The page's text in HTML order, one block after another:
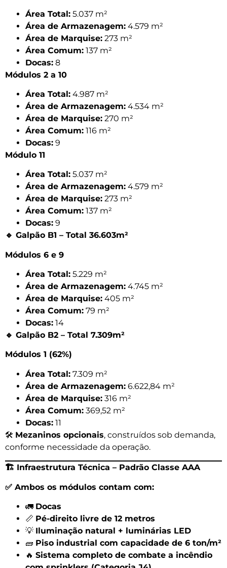
Área Total: 5.037 m²
Área de Armazenagem: 4.579 m²
Área de Marquise: 273 m²
Área Comum: 137 m²
Docas: 8
Módulos 2 a 10
Área Total: 4.987 m²
Área de Armazenagem: 4.534 m²
Área de Marquise: 270 m²
Área Comum: 116 m²
Docas: 9
Módulo 11
Área Total: 5.037 m²
Área de Armazenagem: 4.579 m²
Área de Marquise: 273 m²
Área Comum: 137 m²
Docas: 9
🔹 Galpão B1 – Total 36.603m²
Módulos 6 e 9
Área Total: 5.229 m²
Área de Armazenagem: 4.745 m²
Área de Marquise: 405 m²
Área Comum: 79 m²
Docas: 14
🔹 Galpão B2 – Total 7.309m²
Módulos 1 (62%)
Área Total: 7.309 m²
Área de Armazenagem: 6.622,84 m²
Área de Marquise: 316 m²
Área Comum: 369,52 m²
Docas: 11
🛠️ Mezaninos opcionais, construídos sob demanda,
conforme necessidade da operação.
🏗 ️ Infraestrutura Técnica – Padrão Classe AAA
✅ Ambos os módulos contam com:
🚛 Docas
📏 Pé-direito livre de 12 metros
💡 Iluminação natural + luminárias LED
🧱 Piso industrial com capacidade de 6 ton/m²
🔥 Sistema completo de combate a incêndio